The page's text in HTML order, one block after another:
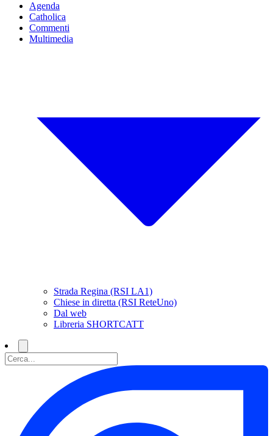
Agenda
Catholica
Commenti
Multimedia
Strada Regina (RSI LA1)
Chiese in diretta (RSI ReteUno)
Dal web
Libreria SHORTCATT